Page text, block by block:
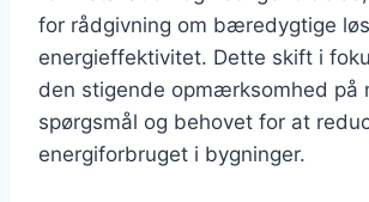
for rådgivning om bæredygtige
energieffektivitet. Dette skift i
den stigende opmærksomhed på
spørgsmål og behovet for at
energiforbruget i bygninger.